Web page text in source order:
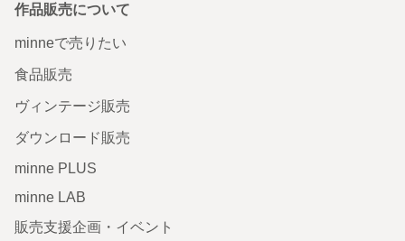
作品販売について
minneで売りたい
食品販売
ヴィンテージ販売
ダウンロード販売
minne PLUS
minne LAB
販売支援企画・イベント